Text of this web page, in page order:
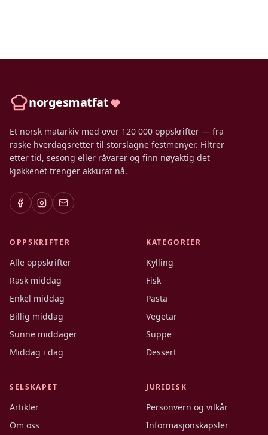
norgesmatfat
Et norsk matarkiv med over 120 000 oppskrifter — fra
raske hverdagsretter til storslagne festmenyer. Filtrer
etter tid, sesong eller råvarer og finn nøyaktig det
kjøkkenet trenger akkurat nå.
OPPSKRIFTER
Alle oppskrifter
Rask middag
Enkel middag
Billig middag
Sunne middager
Middag i dag
KATEGORIER
Kylling
Fisk
Pasta
Vegetar
Suppe
Dessert
SELSKAPET
Artikler
Om oss
JURIDISK
Personvern og vilkår
Informasjonskapsler